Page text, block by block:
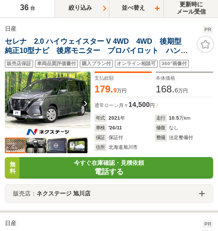
36 台 絞り込み 並べ替え
更新時に
メール受信
日産 PR
セレナ 2.0 ハイウェイスター V 4WD 4WD 後期型
純正10型ナビ 後席モニター プロパイロット ハンズ
フリー両側電動ドア 全周囲カメラ 衝突軽減 デジタ
ルインナーミラー 純正16インチAW CD DVD
Bluetooth
販売店保証 車両品質評価書付 購入プラン付 オンライン相談可 360°画像付
支払総額
179.9万円
本体価格
168.6万円
通常ローン 月々14,500円
年式 2021年 走行 10.5万km
車検
'26/11 修復
なし
保証
保証付 整備
法定整備付
住所
北海道旭川市
無
料
今すぐ在庫確認・見積依頼
電話する
販売店： ネクステージ 旭川店
日産 PR